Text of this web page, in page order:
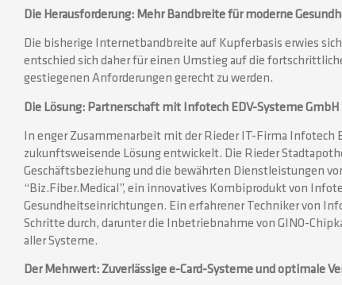
Die Herausforderung: Mehr Bandbreite für moderne
Die bisherige Internetbandbreite auf Kupferbasis erwies
entschied sich daher für einen Umstieg auf die
gestiegenen Anforderungen gerecht zu werden.
Die Lösung: Partnerschaft mit Infotech EDV-Systeme GmbH
In enger Zusammenarbeit mit der Rieder IT-Firma Infotech
zukunftsweisende Lösung entwickelt. Die Rieder
Geschäftsbeziehung und die bewährten Dienstleistungen
“Biz.Fiber.Medical”, ein innovatives Kombiprodukt von
Gesundheitseinrichtungen. Ein erfahrener Techniker von
Schritte durch, darunter die Inbetriebnahme von GINO-
aller Systeme.
Der Mehrwert: Zuverlässige e-Card-Systeme und optimale